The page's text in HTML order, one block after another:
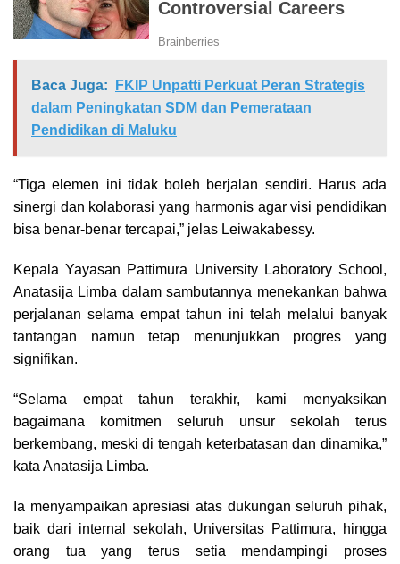
Baca Juga:
FKIP Unpatti Perkuat Peran Strategis
dalam Peningkatan SDM dan Pemerataan
Pendidikan di Maluku
“Tiga elemen ini tidak boleh berjalan sendiri. Harus ada
sinergi dan kolaborasi yang harmonis agar visi pendidikan
bisa benar-benar tercapai,” jelas Leiwakabessy.
Kepala Yayasan Pattimura University Laboratory School,
Anatasija Limba dalam sambutannya menekankan bahwa
perjalanan selama empat tahun ini telah melalui banyak
tantangan namun tetap menunjukkan progres yang
signifikan.
“Selama empat tahun terakhir, kami menyaksikan
bagaimana komitmen seluruh unsur sekolah terus
berkembang, meski di tengah keterbatasan dan dinamika,”
kata Anatasija Limba.
Ia menyampaikan apresiasi atas dukungan seluruh pihak,
baik dari internal sekolah, Universitas Pattimura, hingga
orang tua yang terus setia mendampingi proses